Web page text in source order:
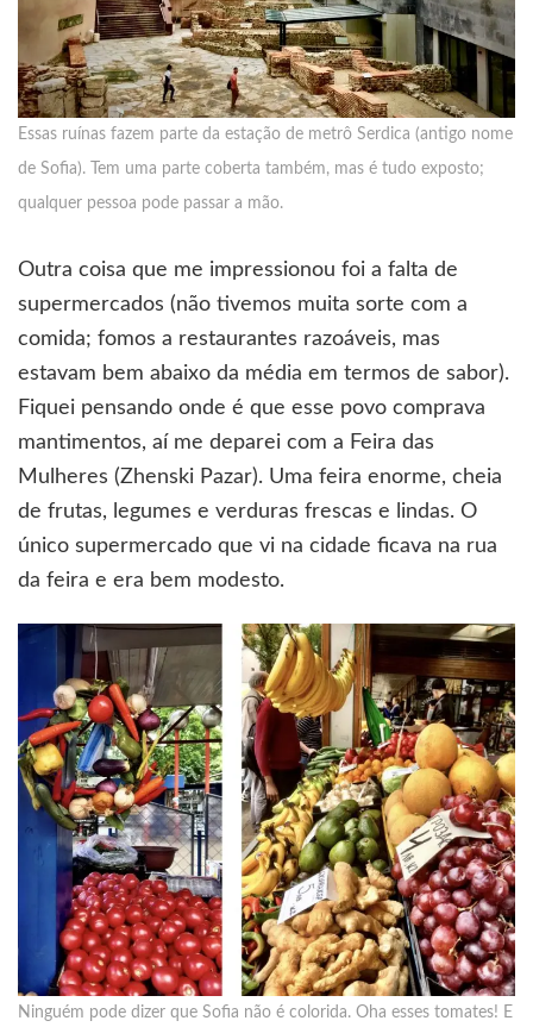
Essas ruínas fazem parte da estação de metrô Serdica (antigo nome
de Sofia). Tem uma parte coberta também, mas é tudo exposto;
qualquer pessoa pode passar a mão.
Outra coisa que me impressionou foi a falta de
supermercados (não tivemos muita sorte com a
comida; fomos a restaurantes razoáveis, mas
estavam bem abaixo da média em termos de sabor).
Fiquei pensando onde é que esse povo comprava
mantimentos, aí me deparei com a Feira das
Mulheres (Zhenski Pazar). Uma feira enorme, cheia
de frutas, legumes e verduras frescas e lindas. O
único supermercado que vi na cidade ficava na rua
da feira e era bem modesto.
Ninguém pode dizer que Sofia não é colorida. Oha esses tomates! E